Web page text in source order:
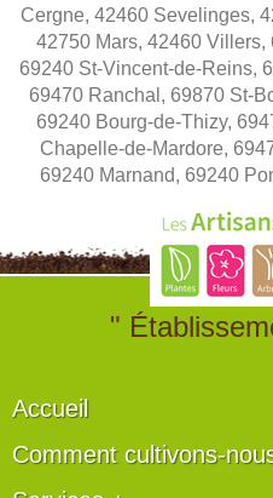
Cergne, 42460 Sevelinges,
42750 Mars, 42460
69240 St-Vincent-de-Reins,
69470 Ranchal, 69870 St-
69240 Bourg-de-Thizy,
Chapelle-de-Mardore,
69240 Marnand, 69240
"
Accueil
Comment cultivons-